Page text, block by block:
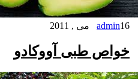
admin16 می , 2011
خواص طبی آووکادو